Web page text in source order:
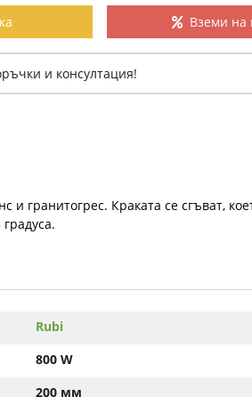
Вземи на
и консултация!
гранитогрес. Краката се сгъват,
Rubi
800 W
200 мм